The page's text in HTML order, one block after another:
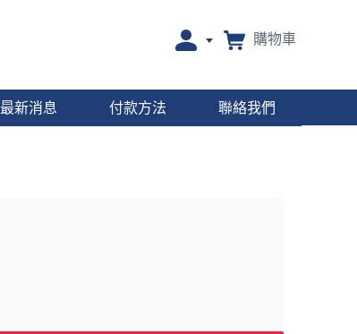
購物車
最新消息 付款方法 聯絡我們